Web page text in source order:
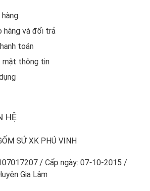
hàng
hàng và đổi trả
toán
mật thông tin
HỆ
SỨ XK PHÚ VINH
/ Cấp ngày: 07-10-2015 /
Gia Lâm